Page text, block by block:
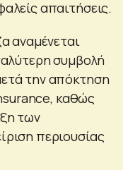
απαιτήσεις.
αναμένεται
συμβολή
την απόκτηση
καθώς
των
περιουσίας